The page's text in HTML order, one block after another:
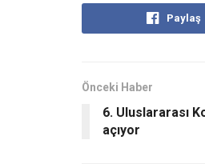
Paylaş
Önceki Haber
6. Uluslararası
açıyor